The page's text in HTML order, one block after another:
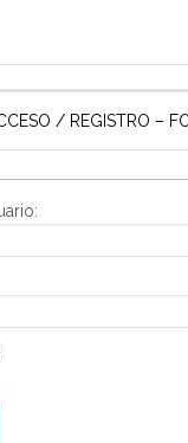
/ REGISTRO –